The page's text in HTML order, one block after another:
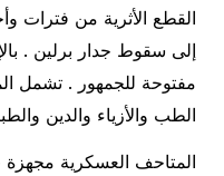
القطع الأثرية من فترات
إلى سقوط جدار برلين .
مفتوحة للجمهور . تشمل
الطب والأزياء والدين
المتاحف العسكرية مجهزة